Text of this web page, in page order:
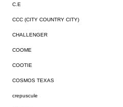
C.E
CCC (CITY COUNTRY CITY)
CHALLENGER
COOME
COOTIE
COSMOS TEXAS
crepuscule